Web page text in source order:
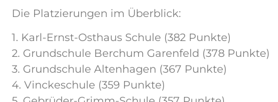
Die Platzierungen im Überblick:
1. Karl-Ernst-Osthaus Schule (382 Punkte)
2. Grundschule Berchum Garenfeld (378 Punkte)
3. Grundschule Altenhagen (367 Punkte)
4. Vinckeschule (359 Punkte)